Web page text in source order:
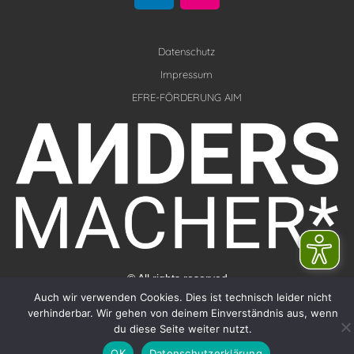
n
e
d
i
n
s
a
g
r
a
m
Datenschutz
Impressum
EFRE-FÖRDERUNG AIM
© All rights reserved
Auch wir verwenden Cookies. Dies ist technisch leider nicht
verhinderbar. Wir gehen von deinem Einverständnis aus, wenn
du diese Seite weiter nutzt.